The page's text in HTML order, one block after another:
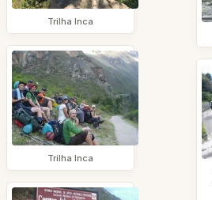
Trilha Inca
Trilha Inca